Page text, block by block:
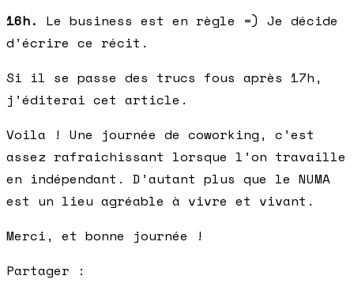
16h. Le business est en règle =) Je décide
d’écrire ce récit.
Si il se passe des trucs fous après 17h,
j’éditerai cet article.
Voila ! Une journée de coworking, c’est
assez rafraichissant lorsque l’on travaille
en indépendant. D’autant plus que le NUMA
est un lieu agréable à vivre et vivant.
Merci, et bonne journée !
Partager :